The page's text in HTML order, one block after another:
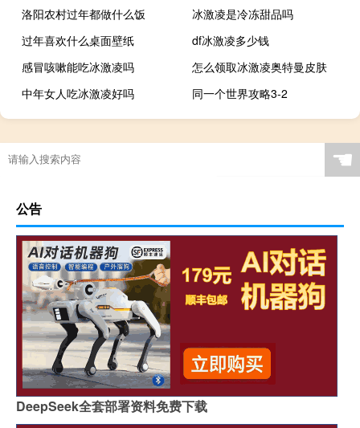
洛阳农村过年都做什么饭
冰激凌是冷冻甜品吗
过年喜欢什么桌面壁纸
df冰激凌多少钱
感冒咳嗽能吃冰激凌吗
怎么领取冰激凌奥特曼皮肤
中年女人吃冰激凌好吗
同一个世界攻略3-2
☚
公告
DeepSeek全套部署资料免费下载